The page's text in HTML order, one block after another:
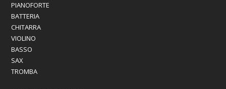
PIANOFORTE
BATTERIA
CHITARRA
VIOLINO
BASSO
SAX
TROMBA